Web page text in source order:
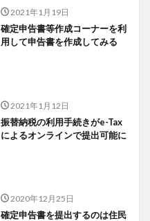
2021年1月19日
確定申告書等作成コーナーを利
用して申告書を作成してみる
2021年1月12日
振替納税の利用手続きがe-Tax
によるオンラインで提出可能に
2020年12月25日
確定申告書を提出するのは住民